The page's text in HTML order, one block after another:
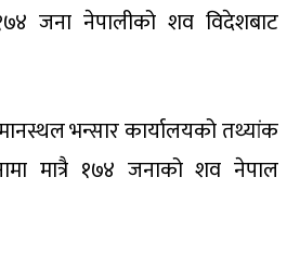
जना नेपालीको शव विदेशबाट
भन्सार कार्यालयको तथ्यांक
मात्रै १७४ जनाको शव नेपाल